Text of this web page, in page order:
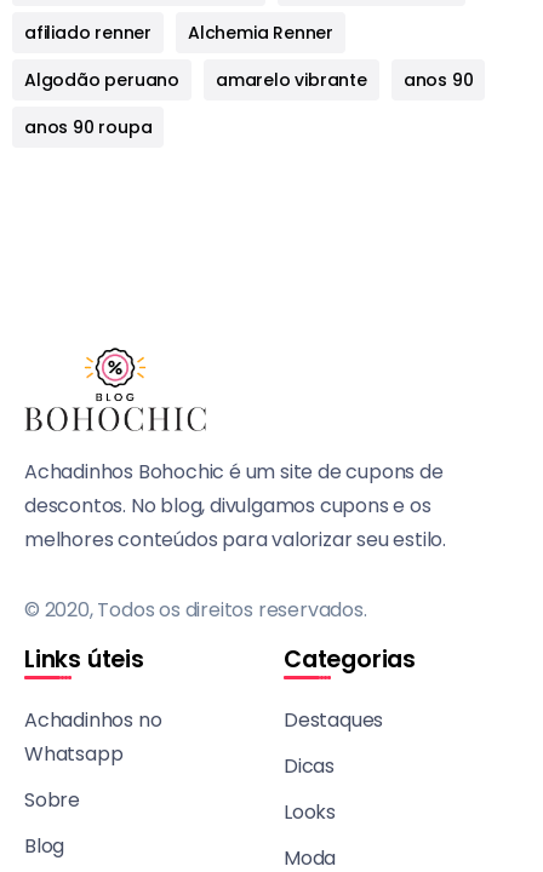
afiliado renner
Alchemia Renner
Algodão peruano
amarelo vibrante
anos 90
anos 90 roupa
Achadinhos Bohochic é um site de cupons de
descontos. No blog, divulgamos cupons e os
melhores conteúdos para valorizar seu estilo.
© 2020, Todos os direitos reservados.
Links úteis
Achadinhos no
Whatsapp
Sobre
Blog
Categorias
Destaques
Dicas
Looks
Moda